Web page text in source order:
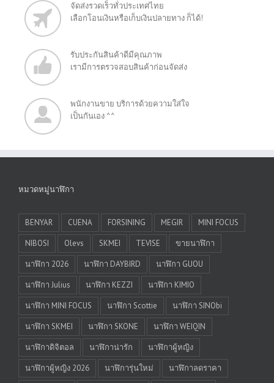
จัดส่งรวดเร็วทั่วประเทศไทย
เลือกโอนเงินหรือเก็บเงินปลายทาง ก็ได้!
รับประกันสินค้าดีมีคุณภาพ
เรามีการตรวจสอบสินค้าก่อนจัดส่ง
พนักงานขาย บริการด้วยความใส่ใจ
เป็นกันเอง ^^
หมวดหมู่นาฬิกา
BENYAR CUENA FORSINING MEGIR
MINI FOCUS
NIBOSI
Olevs SKMEI TEVISE
ขายนาฬิกา
นาฬิกา 2026
นาฬิกา DAYBIRD
นาฬิกา GUOU
นาฬิกา Julius
นาฬิกา KEZZI
นาฬิกา KIMIO
นาฬิกา MINI FOCUS
นาฬิกา Scottie
นาฬิกา SINObi
นาฬิกา SKMEI
นาฬิกา SKONE
นาฬิกา WEIQIN
นาฬิกาดิจิตอล
นาฬิกาน่ารัก
นาฬิกาผู้หญิง
นาฬิกาผู้หญิง 2026
นาฬิการุ่นใหม่
นาฬิกาลดราคา